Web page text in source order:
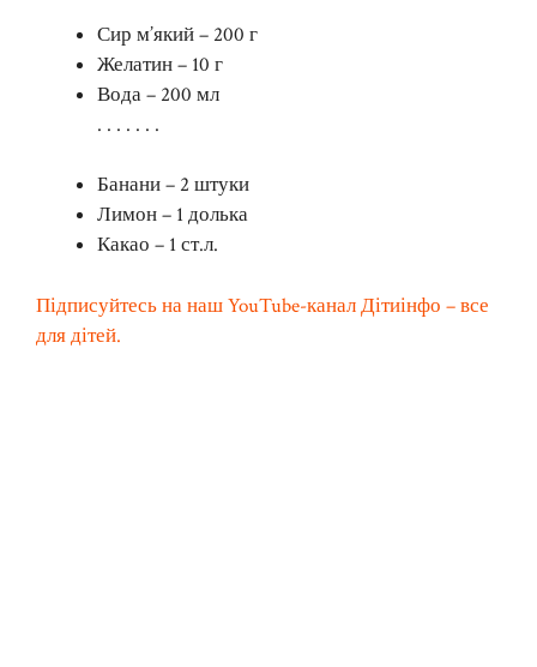
Сир м’який – 200 г
Желатин – 10 г
Вода – 200 мл
. . . . . . .
Банани – 2 штуки
Лимон – 1 долька
Какао – 1 ст.л.
Підписуйтесь на наш YouTube-канал Дітиінфо – все
для дітей.